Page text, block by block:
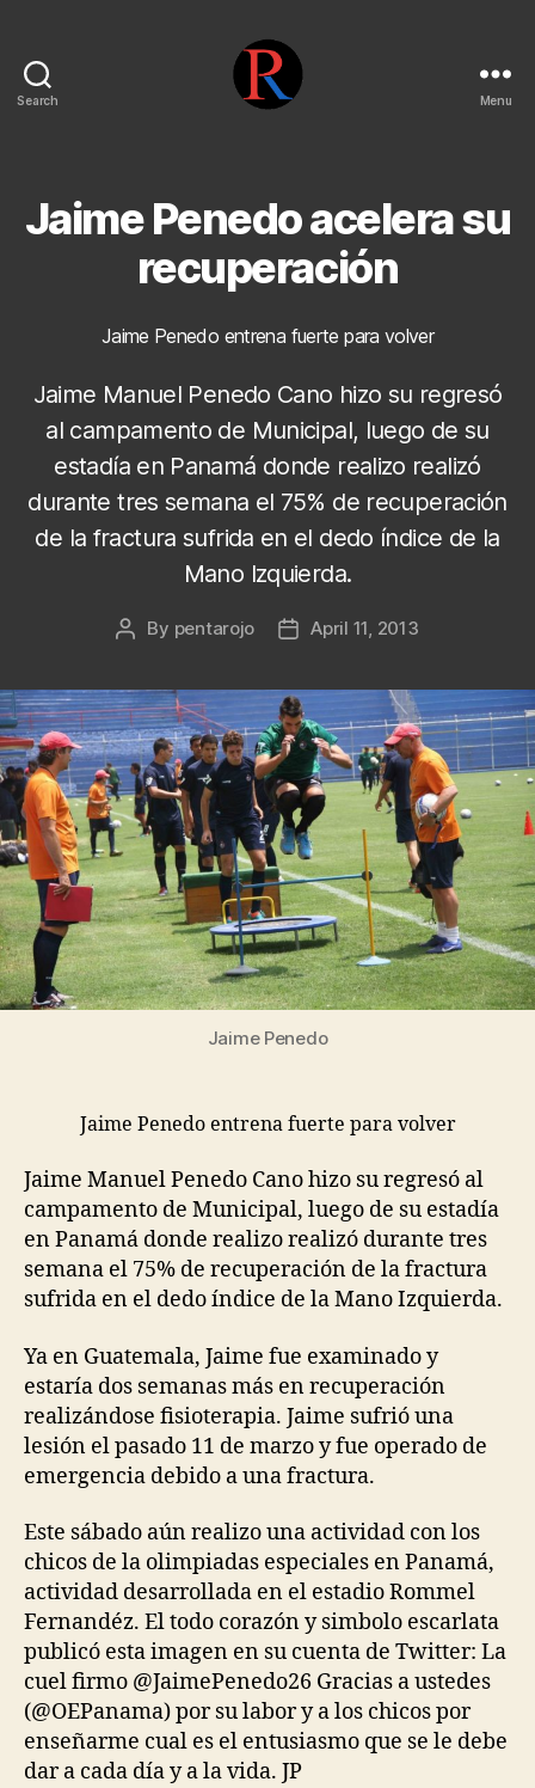
Search Menu
Jaime Penedo acelera su
recuperación
Jaime Penedo entrena fuerte para volver
Jaime Manuel Penedo Cano hizo su regresó
al campamento de Municipal, luego de su
estadía en Panamá donde realizo realizó
durante tres semana el 75% de recuperación
de la fractura sufrida en el dedo índice de la
Mano Izquierda.
Post
By pentarojo
PostApril 11, 2013
Jaime Penedo
Jaime Penedo entrena fuerte para volver
Jaime Manuel Penedo Cano hizo su regresó al
campamento de Municipal, luego de su estadía
en Panamá donde realizo realizó durante tres
semana el 75% de recuperación de la fractura
sufrida en el dedo índice de la Mano Izquierda.
Ya en Guatemala, Jaime fue examinado y
estaría dos semanas más en recuperación
realizándose fisioterapia. Jaime sufrió una
lesión el pasado 11 de marzo y fue operado de
emergencia debido a una fractura.
Este sábado aún realizo una actividad con los
chicos de la olimpiadas especiales en Panamá,
actividad desarrollada en el estadio Rommel
Fernandéz. El todo corazón y simbolo escarlata
publicó esta imagen en su cuenta de Twitter: La
cuel firmo ‏@JaimePenedo26 Gracias a ustedes
(@OEPanama) por su labor y a los chicos por
enseñarme cual es el entusiasmo que se le debe
dar a cada día y a la vida. JP